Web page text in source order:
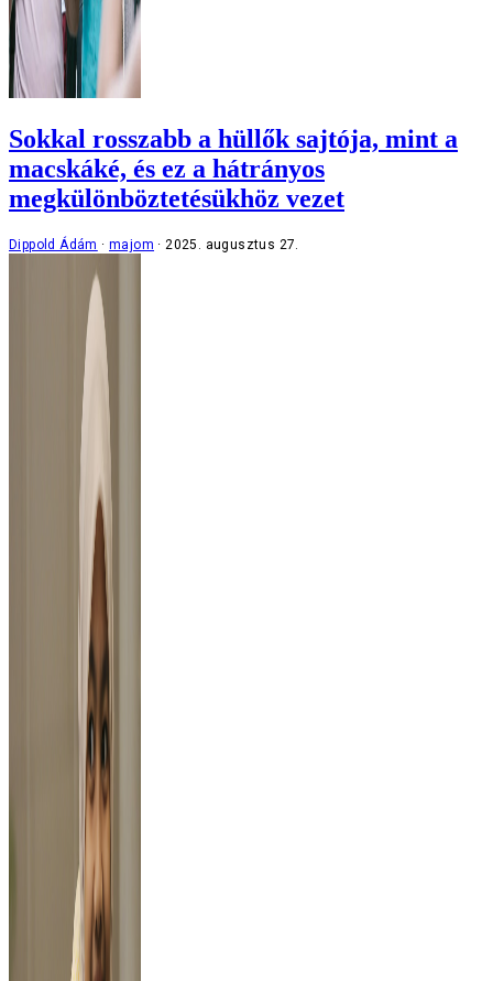
Sokkal rosszabb a hüllők sajtója, mint a
macskáké, és ez a hátrányos
megkülönböztetésükhöz vezet
Dippold Ádám majom 2025. augusztus 27.